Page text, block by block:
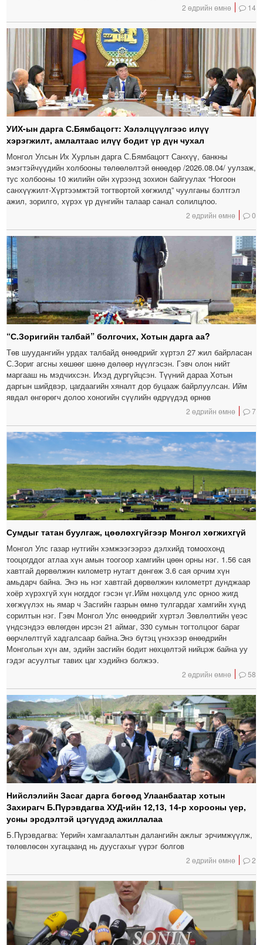
2 өдрийн өмнө 14
УИХ-ын дарга С.Бямбацогт: Хэлэлцүүлгээс илүү
хэрэгжилт, амлалтаас илүү бодит үр дүн чухал
Монгол Улсын Их Хурлын дарга С.Бямбацогт Санхүү, банкны
эмэгтэйчүүдийн холбооны төлөөлөлтэй өнөөдөр /2026.08.04/ уулзаж,
тус холбооны 10 жилийн ойн хүрээнд зохион байгуулах “Ногоон
санхүүжилт-Хүртээмжтэй тогтвортой хөгжилд” чуулганы бэлтгэл
ажил, зорилго, хүрэх үр дүнгийн талаар санал солилцлоо.
2 өдрийн өмнө 0
“С.Зоригийн талбай” болгочих, Хотын дарга аа?
Төв шуудангийн урдах талбайд өнөөдрийг хүртэл 27 жил байрласан
С.Зориг агсны хөшөөг шөнө дөлөөр нүүлгэсэн. Гэвч олон нийт
маргааш нь мэдчихсэн. Ихэд дургүйцсэн. Түүний дараа Хотын
даргын шийдвэр, цагдаагийн хяналт дор буцааж байрлуулсан. Ийм
явдал өнгөрөгч долоо хоногийн сүүлийн өдрүүдэд өрнөв
2 өдрийн өмнө 7
Сумдыг татан буулгаж, цөөлөхгүйгээр Монгол хөгжихгүй
Монгол Улс газар нутгийн хэмжээгээрээ дэлхийд томоохонд
тооцогддог атлаа хүн амын тоогоор хамгийн цөөн орны нэг. 1.56 сая
хавтгай дөрвөлжин километр нутагт дөнгөж 3.6 сая орчим хүн
амьдарч байна. Энэ нь нэг хавтгай дөрвөлжин километрт дунджаар
хоёр хүрэхгүй хүн ногддог гэсэн үг.Ийм нөхцөлд улс орноо жигд
хөгжүүлэх нь ямар ч Засгийн газрын өмнө тулгардаг хамгийн хүнд
сорилтын нэг. Гэвч Монгол Улс өнөөдрийг хүртэл Зөвлөлтийн үеэс
үндсэндээ өвлөгдөн ирсэн 21 аймаг, 330 сумын тогтолцоог бараг
өөрчлөлтгүй хадгалсаар байна.Энэ бүтэц үнэхээр өнөөдрийн
Монголын хүн ам, эдийн засгийн бодит нөхцөлтэй нийцэж байна уу
гэдэг асуултыг тавих цаг хэдийнэ болжээ.
2 өдрийн өмнө 58
Нийслэлийн Засаг дарга бөгөөд Улаанбаатар хотын
Захирагч Б.Пүрэвдагва ХУД-ийн 12,13, 14-р хорооны үер,
усны эрсдэлтэй цэгүүдэд ажиллалаа
Б.Пүрэвдагва: Үерийн хамгаалалтын далангийн ажлыг эрчимжүүлж,
төлөвлөсөн хугацаанд нь дуусгахыг үүрэг болгов
2 өдрийн өмнө 2